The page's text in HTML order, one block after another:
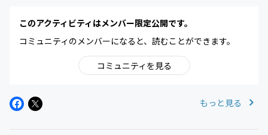
このアクティビティはメンバー限定公開です。
コミュニティのメンバーになると、読むことができます。
コミュニティを見る
もっと見る